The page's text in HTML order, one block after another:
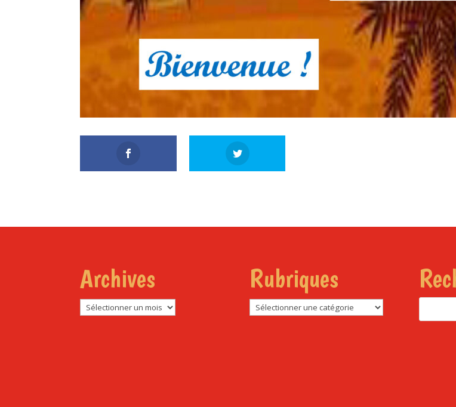
Archives
Archives
Rubriques
Rubriques